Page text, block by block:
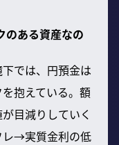
のある資産なの
では、円預金は
抱えている。額
目減りしていく
レ→実質金利の低